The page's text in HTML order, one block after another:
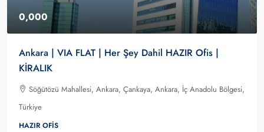
0,000
Ankara | VIA FLAT | Her Şey Dahil HAZIR Ofis |
KİRALIK
Söğütözü Mahallesi, Ankara, Çankaya, Ankara, İç Anadolu Bölgesi,
Türkiye
HAZIR OFIS